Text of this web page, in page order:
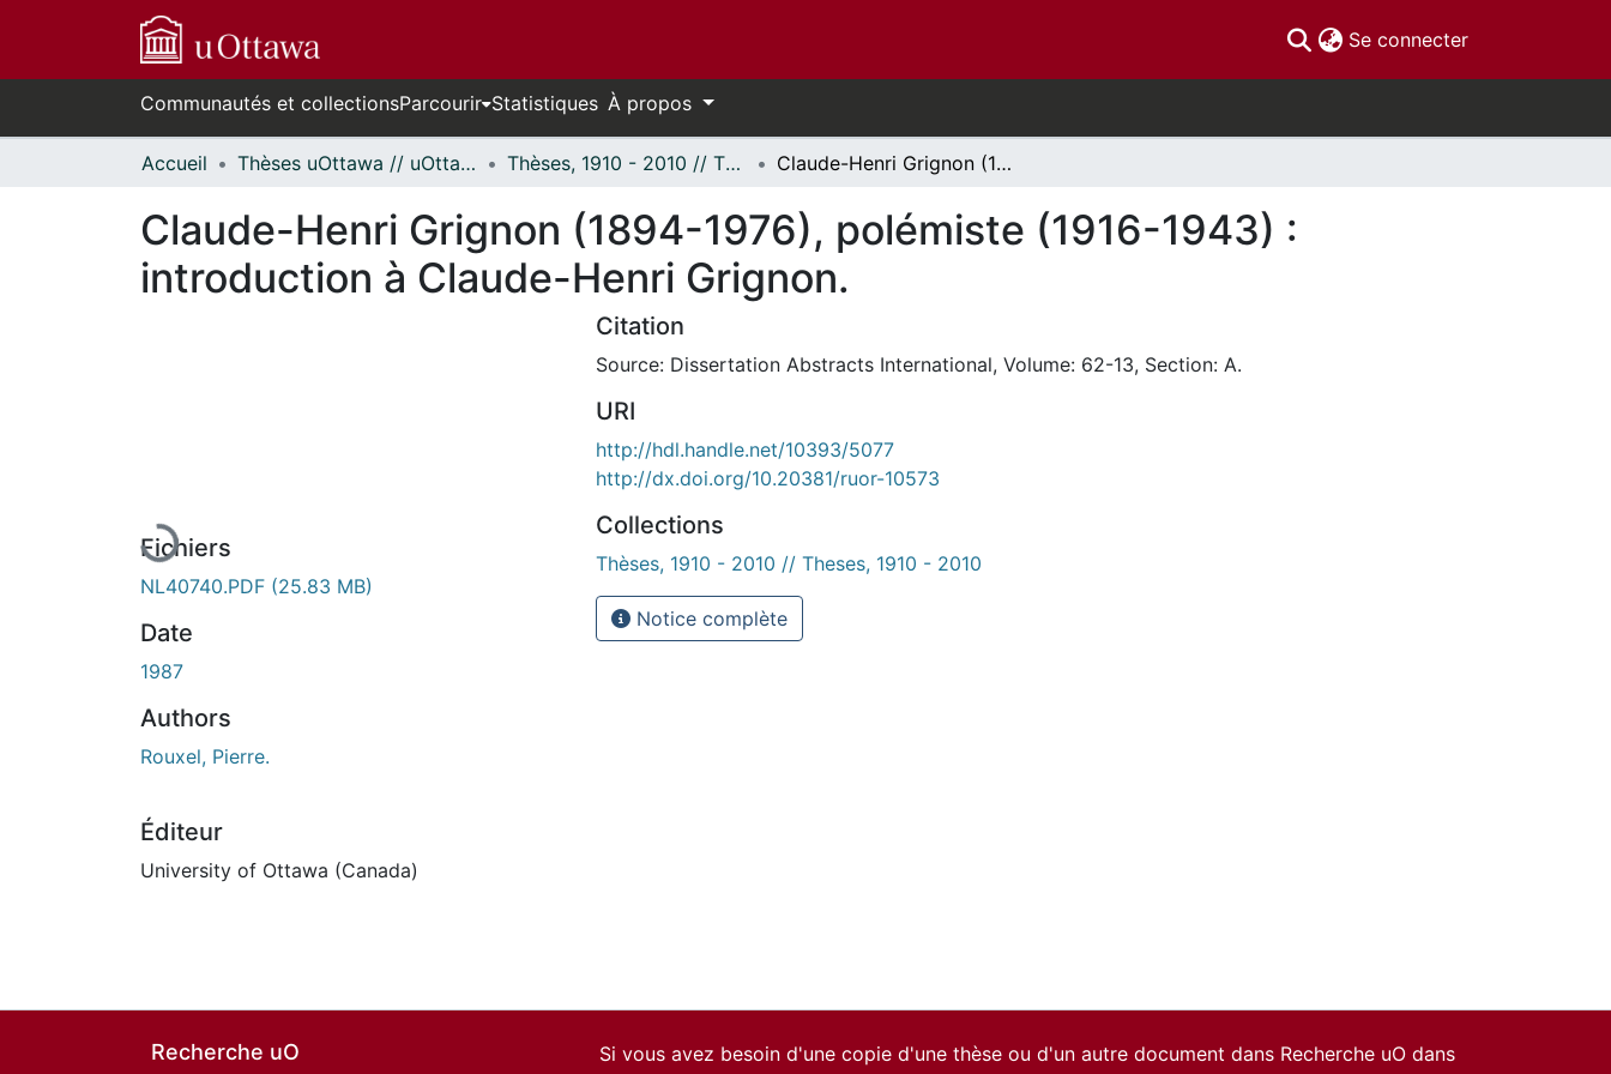
Se connecter(current)
Communautés et collectionsParcourir Statistiques À propos
Accueil Thèses uOttawa // uOttawa Theses Thèses, 1910 - 2010 // Theses, 1910 - 2010 Claude-Henri Grignon (1894-1976), polémiste (1916-1943) : introduction à Claude-Henri Grignon.
Claude-Henri Grignon (1894-1976), polémiste (1916-1943) :
introduction à Claude-Henri Grignon.
Fichiers
NL40740.PDF (25.83 MB)
Date
1987
Authors
Rouxel, Pierre.
Éditeur
University of Ottawa (Canada)
Citation
Source: Dissertation Abstracts International, Volume: 62-13, Section: A.
URI
http://hdl.handle.net/10393/5077
http://dx.doi.org/10.20381/ruor-10573
Collections
Thèses, 1910 - 2010 // Theses, 1910 - 2010
Notice complète
Recherche uO
Si vous avez besoin d'une copie d'une thèse ou d'un autre document dans Recherche uO dans